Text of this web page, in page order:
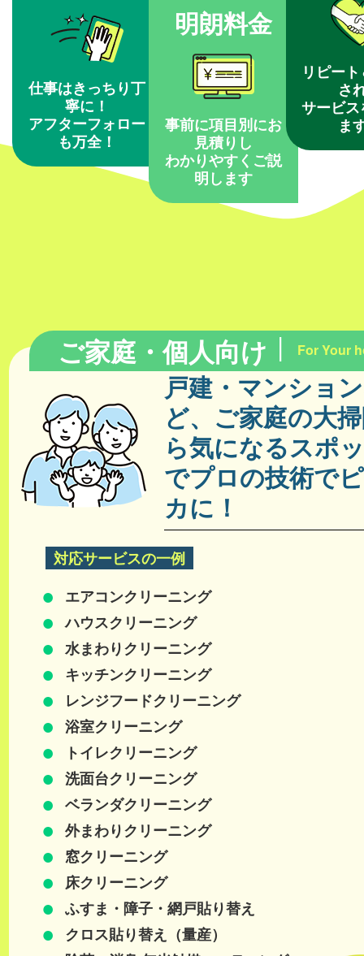
仕事はきっちり丁
寧に！
アフターフォロー
も万全！
明朗料金
事前に項目別にお
見積りし
わかりやすくご説
明します
リピー
さ
サービ
ま
ご家庭・個人向け For Your
戸建・マンショ
ど、ご家庭の大
ら気になるスポ
でプロの技術で
カに！
対応サービスの一例
エアコンクリーニング
ハウスクリーニング
水まわりクリーニング
キッチンクリーニング
レンジフードクリーニング
浴室クリーニング
トイレクリーニング
洗面台クリーニング
ベランダクリーニング
外まわりクリーニング
窓クリーニング
床クリーニング
ふすま・障子・網戸貼り替え
クロス貼り替え（量産）